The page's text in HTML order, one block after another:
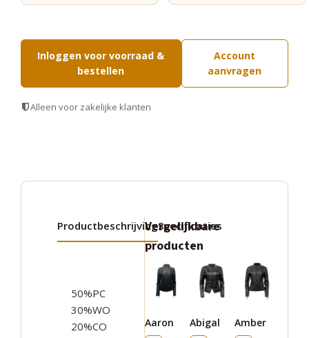
Inloggen voor voorraad &
bestellen
Account
aanvragen
Alleen voor zakelijke klanten
ProductbeschrijvingSpecificaties
50%PC
30%WO
20%CO
Vergelijkbare
producten
Aaron
Dit
product
meerdereAbigal
Dit
product
meerdereAmber
Dit
product
meerdere